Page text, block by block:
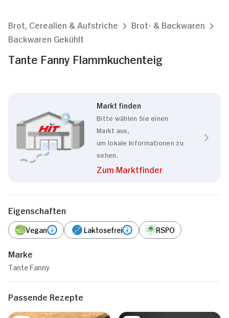
Brot, Cerealien & Aufstriche
Brot- & Backwaren
Backwaren Gekühlt
Tante Fanny Flammkuchenteig
Markt finden
Bitte wählen Sie einen
Markt aus,
um lokale Informationen zu
sehen.
Zum Marktfinder
Eigenschaften
Vegan Laktosefrei RSPO
Marke
Tante Fanny
Passende Rezepte